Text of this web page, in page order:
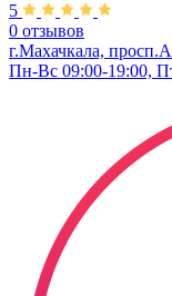
5
0 отзывов
г.Махачкала,
Пн-Вс 09:00-19:00,